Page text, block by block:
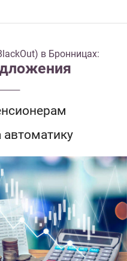
в Бронницах:
автоматику